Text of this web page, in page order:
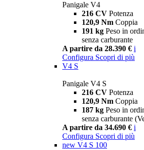
Panigale V4
216 CV Potenza
120,9 Nm Coppia
191 kg Peso in
senza carburante
A partire da 28.390 € i
Configura Scopri di più
V4 S
Panigale V4 S
216 CV Potenza
120,9 Nm Coppia
187 kg Peso in
senza carburante
A partire da 34.690 € i
Configura Scopri di più
new V4 S 100